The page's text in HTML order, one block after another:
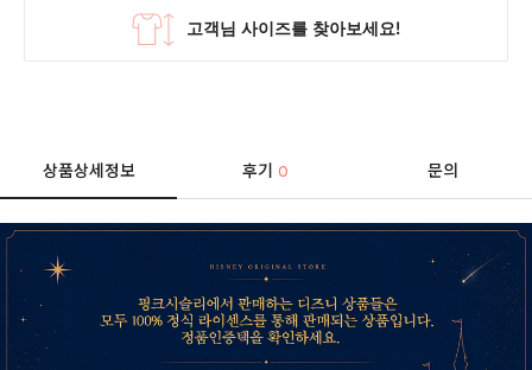
상품상세정보 후기0 문의